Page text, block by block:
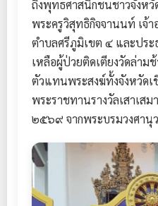
ถึงพุทธศาสนิกชนชาวจังหวั
พระครูวิสุทธิกิจจานนท์ เจ้า
ตำบลศรีภูมิเขต ๔ และประ
เหลือผู้ป่วยติดเตียงวัดล่าม
ตัวแทนพระสงฆ์ทั้งจังหวัดเ
พระราชทานรางวัลเสาเส
๒๕๖๙ จากพระบรมวงศา